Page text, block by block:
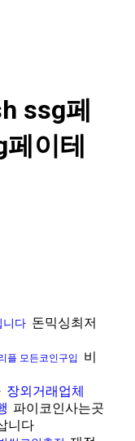
ssg페
이테
니다 돈믹싱최저
플 모든코인구입
비
장외거래업체
파이코인사는곳
니다